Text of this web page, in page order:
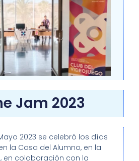
Jam 2023
2023 se celebró los días
la Casa del Alumno, en la
en colaboración con la